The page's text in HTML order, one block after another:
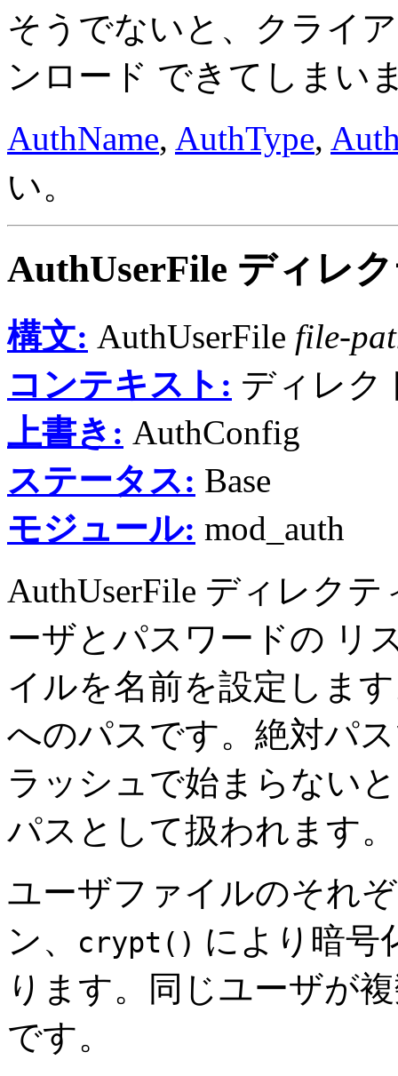
そうでないと、クライ
ンロード できてしまい
AuthName, AuthType,
い。
AuthUserFile ディレ
構文: AuthUserFile file-
コンテキスト: ディレク
上書き: AuthConfig
ステータス: Base
モジュール: mod_auth
AuthUserFile ディレク
ーザとパスワードの リ
イルを名前を設定しま
へのパスです。絶対パ
ラッシュで始まらない
パスとして扱われます。
ユーザファイルのそれ
ン、
crypt() により暗号
ります。同じユーザが
です。